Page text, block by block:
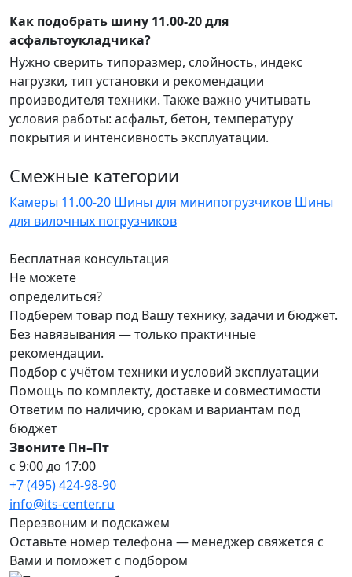
Как подобрать шину 11.00-20 для
асфальтоукладчика?
Нужно сверить типоразмер, слойность, индекс
нагрузки, тип установки и рекомендации
производителя техники. Также важно учитывать
условия работы: асфальт, бетон, температуру
покрытия и интенсивность эксплуатации.
Смежные категории
Камеры 11.00-20 Шины для минипогрузчиков Шины
для вилочных погрузчиков
Бесплатная консультация
Не можете
определиться?
Подберём товар под Вашу технику, задачи и бюджет.
Без навязывания — только практичные
рекомендации.
Подбор с учётом техники и условий эксплуатации
Помощь по комплекту, доставке и совместимости
Ответим по наличию, срокам и вариантам под
бюджет
Звоните Пн–Пт
с 9:00 до 17:00
+7 (495) 424-98-90
info@its-center.ru
Перезвоним и подскажем
Оставьте номер телефона — менеджер свяжется с
Вами и поможет с подбором